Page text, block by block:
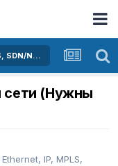
Активное оборудование Ethernet, IP, MPLS, SDN/NFV...
сети (Нужны
IP, MPLS,